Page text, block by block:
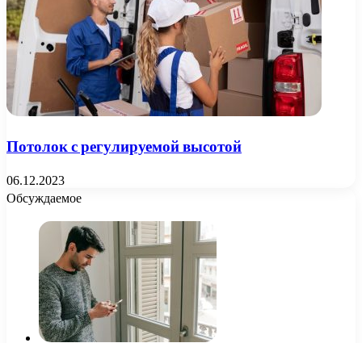
Потолок с регулируемой высотой
06.12.2023
Обсуждаемое